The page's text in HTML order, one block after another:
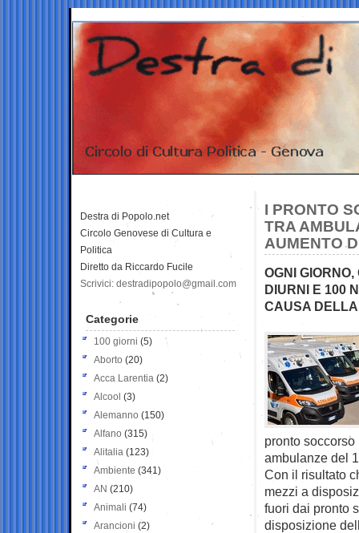
I PRONTO
TRA
AUMENTO
OGNI GIORNO,
DIURNI E 100
CAUSA
pronto
ambulanze del
Con il risultato
mezzi a
fuori dai pronto
disposizione
Destra di Popolo.net
Circolo Genovese di Cultura e
Politica
Diretto da Riccardo Fucile
Scrivici: destradipopolo@gmail.com
Categorie
100 giorni (5)
Aborto (20)
Acca Larentia (2)
Alcool (3)
Alemanno (150)
Alfano (315)
Alitalia (123)
Ambiente (341)
AN (210)
Animali (74)
Arancioni (2)